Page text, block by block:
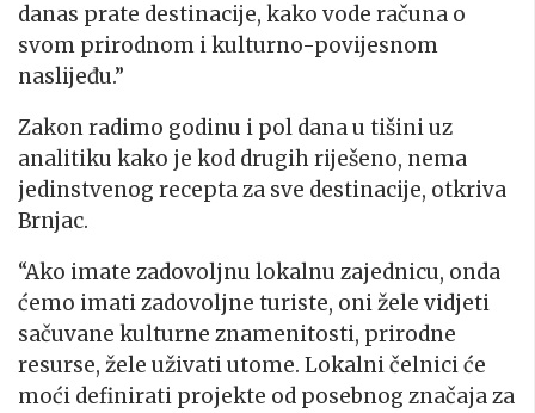
danas prate destinacije, kako vode računa o
svom prirodnom i kulturno-povijesnom
naslijeđu.”
Zakon radimo godinu i pol dana u tišini uz
analitiku kako je kod drugih riješeno, nema
jedinstvenog recepta za sve destinacije, otkriva
Brnjac.
“Ako imate zadovoljnu lokalnu zajednicu, onda
ćemo imati zadovoljne turiste, oni žele vidjeti
sačuvane kulturne znamenitosti, prirodne
resurse, žele uživati utome. Lokalni čelnici će
moći definirati projekte od posebnog značaja za